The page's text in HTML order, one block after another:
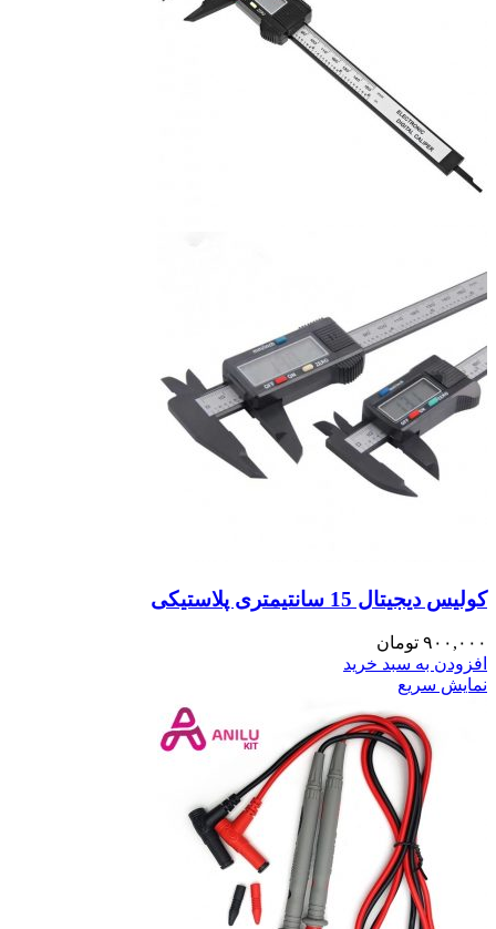
کولیس دیجیتال 15 سانتیمتری پلاستیکی
۹۰۰,۰۰۰ تومان
افزودن به سبد خرید
نمایش سریع